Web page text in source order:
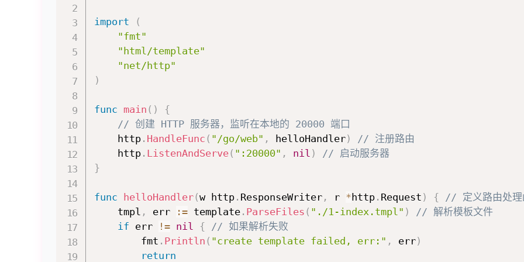
import
(
"fmt"
"html/template"
"net/http"
)
func main ( )
{
// 创建 HTTP 服务器，监听在本地的 20000 端口
	http
. HandleFunc ( "/go/web" , helloHandler)
// 注册路由
	http
. ListenAndServe( ":20000" , nil )
// 启动服务器
}
func helloHandler(w http. ResponseWriter, r * http. Request ) {
// 定义路由处理
	tmpl
, err := template. ParseFiles ( "./1-index.tmpl" )
// 解析模板文件
if err != nil {
// 如果解析失败
		fmt
. Println ( "create template failed, err:" , err)
return